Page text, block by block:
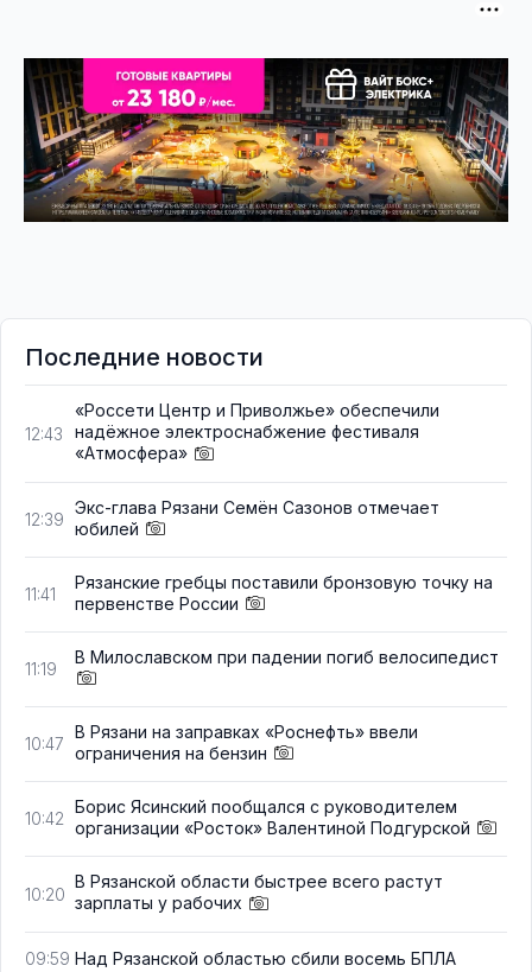
Последние новости
12:43
«Россети Центр и Приволжье» обеспечили
надёжное электроснабжение фестиваля
«Атмосфера»
12:39
Экс-глава Рязани Семён Сазонов отмечает
юбилей
11:41
Рязанские гребцы поставили бронзовую точку на
первенстве России
11:19
В Милославском при падении погиб велосипедист
10:47
В Рязани на заправках «Роснефть» ввели
ограничения на бензин
10:42
Борис Ясинский пообщался с руководителем
организации «Росток» Валентиной Подгурской
10:20
В Рязанской области быстрее всего растут
зарплаты у рабочих
09:59 Над Рязанской областью сбили восемь БПЛА